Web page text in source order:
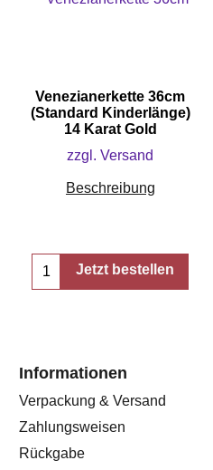
Venezianerkette 36cm
(Standard Kinderlänge)
14 Karat Gold
zzgl. Versand
Beschreibung
Jetzt bestellen
Informationen
Verpackung & Versand
Zahlungsweisen
Rückgabe